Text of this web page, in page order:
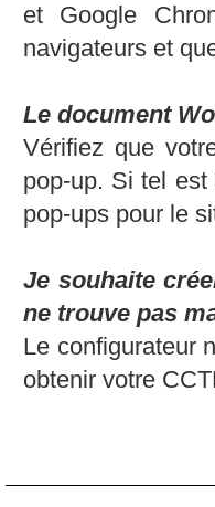
et Google
navigateurs et
Le document
Vérifiez que
pop-up. Si tel
pop-ups pour le
Je souhaite
ne trouve pas
Le configurateur
obtenir votre